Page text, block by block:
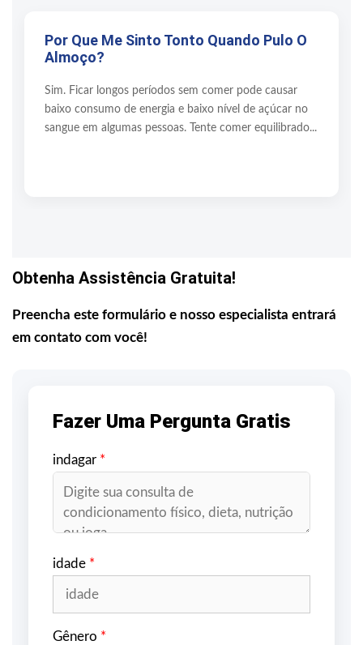
Por Que Me Sinto Tonto Quando Pulo O
Almoço?
Sim. Ficar longos períodos sem comer pode causar
baixo consumo de energia e baixo nível de açúcar no
sangue em algumas pessoas. Tente comer equilibrado...
Obtenha Assistência Gratuita!
Preencha este formulário e nosso especialista entrará
em contato com você!
Fazer Uma Pergunta Gratis
indagar *
idade *
Gênero *